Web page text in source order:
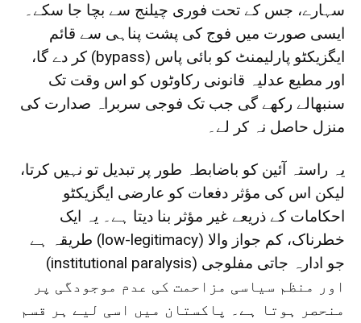
سہارے، جس کے تحت فوری چیلنج سے بچا جا سکے۔
ایسی صورت میں فوج کی پشت پناہی سے قائم
ایگزیکٹو پارلیمنٹ کو بائی پاس (bypass) کر دے گا،
اور مطیع عدلیہ قانونی رکاوٹوں کو اس وقت تک
سنبھالے رکھے گی جب تک فوجی سربراہ صدارت کی
منزل حاصل نہ کر لے۔
یہ راستہ آئین کو باضابطہ طور پر تبدیل تو نہیں کرتا،
لیکن اس کی مؤثر دفعات کو عارضی ایگزیکٹو
احکامات کے ذریعے غیر مؤثر بنا دیتا ہے۔ یہ ایک
خطرناک، کم جواز والا (low-legitimacy) طریقہ ہے
جو ادارہ جاتی مفلوجی (institutional paralysis)
اور منظم سیاسی مزاحمت کی عدم موجودگی پر
منحصر ہوتا ہے۔ پاکستان میں اسی لیے ہر قسم